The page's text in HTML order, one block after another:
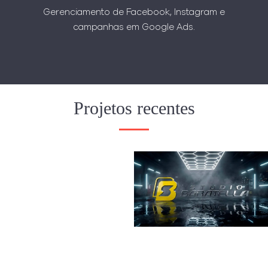
Gerenciamento de Facebook, Instagram e
campanhas em Google Ads.
Projetos recentes